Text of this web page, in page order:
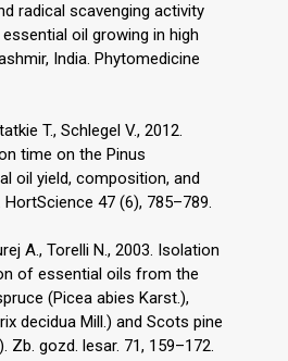
radical scavenging activity
oil growing in high
India. Phytomedicine
T., Schlegel V., 2012.
time on the Pinus
oil yield, composition, and
47 (6), 785–789.
A., Torelli N., 2003. Isolation
of essential oils from the
(Picea abies Karst.),
decidua Mill.) and Scots pine
Zb. gozd. lesar. 71, 159–172.